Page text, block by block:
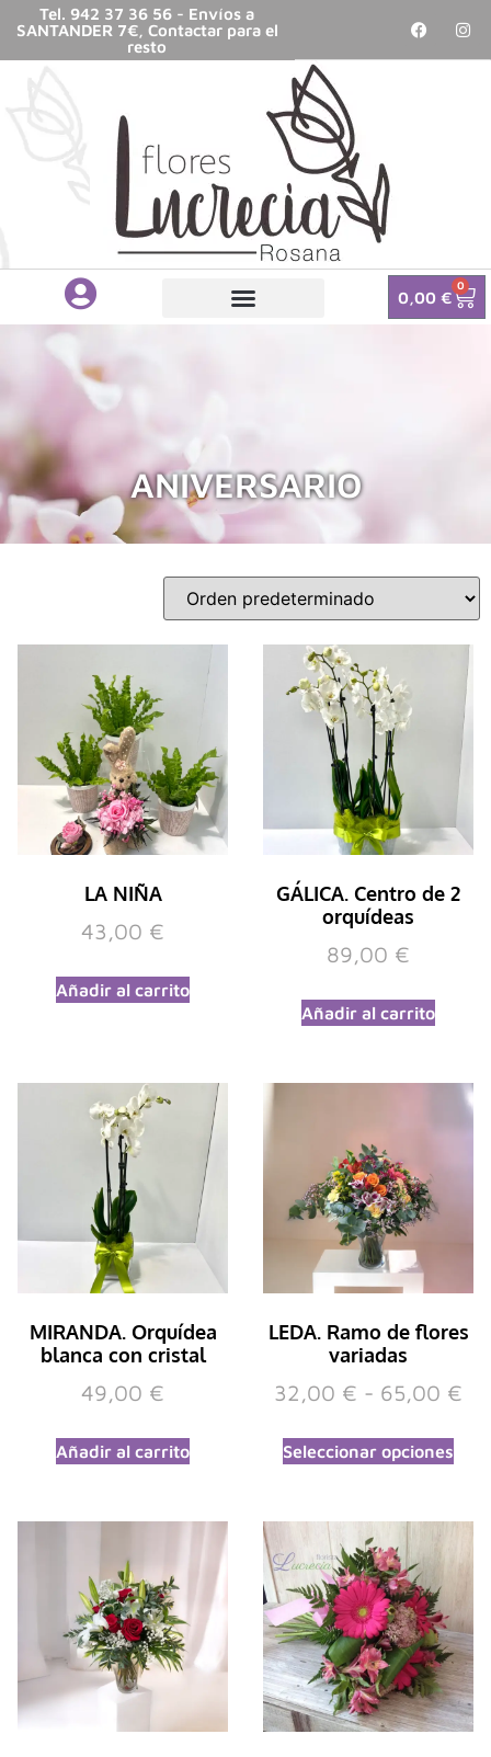
Tel. 942 37 36 56 - Envíos a
SANTANDER 7€, Contactar para el
resto
0,00€
0
ANIVERSARIO
LA NIÑA
43,00 €
Añadir al carrito
GÁLICA. Centro de 2
orquídeas
89,00 €
Añadir al carrito
MIRANDA. Orquídea
blanca con cristal
49,00 €
Añadir al carrito
LEDA. Ramo de flores
variadas
32,00 € - 65,00 €
Seleccionar opciones